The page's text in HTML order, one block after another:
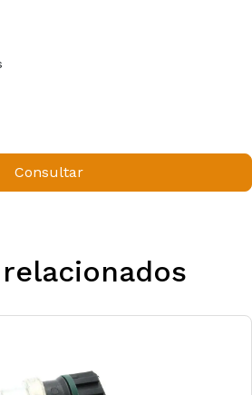
Consultar